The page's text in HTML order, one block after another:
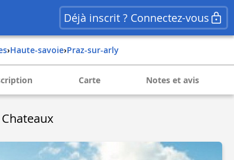
Déjà inscrit ? Connectez-vous
› haute-savoie› praz-sur-arly
Carte Notes et avis